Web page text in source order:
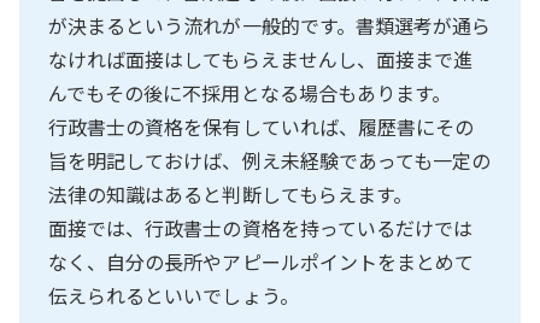
が決まるという流れが一般的です。書類選考が通ら
なければ面接はしてもらえませんし、面接まで進
んでもその後に不採用となる場合もあります。
行政書士の資格を保有していれば、履歴書にその
旨を明記しておけば、例え未経験であっても一定の
法律の知識はあると判断してもらえます。
面接では、行政書士の資格を持っているだけでは
なく、自分の長所やアピールポイントをまとめて
伝えられるといいでしょう。